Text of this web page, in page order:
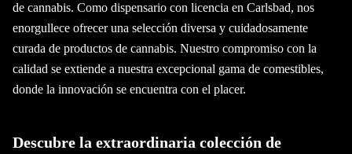
de cannabis. Como dispensario con licencia en Carlsbad, nos
enorgullece ofrecer una selección diversa y cuidadosamente
curada de productos de cannabis. Nuestro compromiso con la
calidad se extiende a nuestra excepcional gama de comestibles,
donde la innovación se encuentra con el placer.
Descubre la extraordinaria colección de